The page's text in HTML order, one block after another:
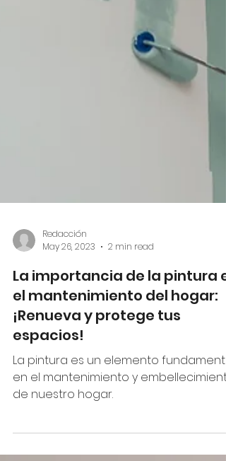
May 26, 2023
2 min read
La importancia de la pintura
el mantenimiento del hogar:
¡Renueva y protege tus
espacios!
La pintura es un elemento